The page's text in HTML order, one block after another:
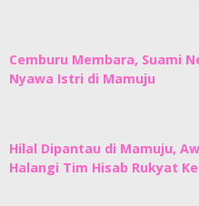
Cemburu Membara, Suami
Nyawa Istri di Mamuju
Hilal Dipantau di Mamuju,
Halangi Tim Hisab Rukyat